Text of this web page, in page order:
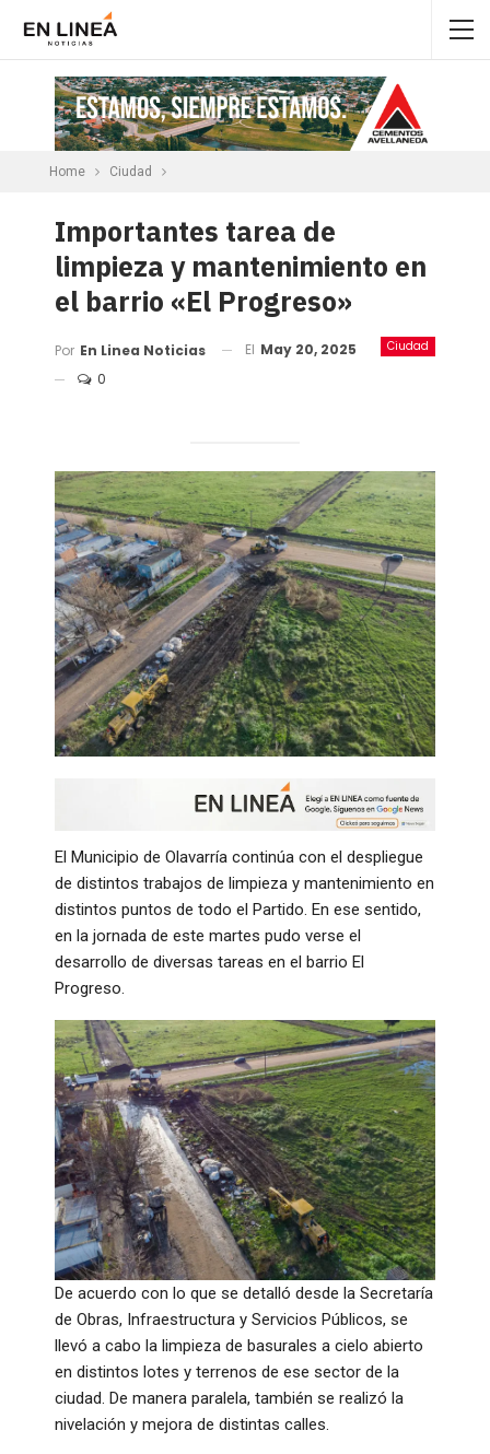
Home Ciudad
Importantes tarea de
limpieza y mantenimiento en
el barrio «El Progreso»
Ciudad
Por En Linea Noticias El May 20, 2025
0
El Municipio de Olavarría continúa con el despliegue
de distintos trabajos de limpieza y mantenimiento en
distintos puntos de todo el Partido. En ese sentido,
en la jornada de este martes pudo verse el
desarrollo de diversas tareas en el barrio El
Progreso.
De acuerdo con lo que se detalló desde la Secretaría
de Obras, Infraestructura y Servicios Públicos, se
llevó a cabo la limpieza de basurales a cielo abierto
en distintos lotes y terrenos de ese sector de la
ciudad. De manera paralela, también se realizó la
nivelación y mejora de distintas calles.